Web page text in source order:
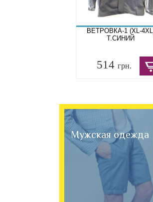
ВЕТРОВКА-1 (XL-
Т.СИНИЙ
514 грн.
Мужская одежда